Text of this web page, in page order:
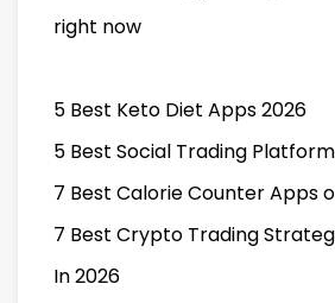
right now
5 Best Keto Diet Apps 2026
5 Best Social Trading
7 Best Calorie Counter Apps
7 Best Crypto Trading
In 2026